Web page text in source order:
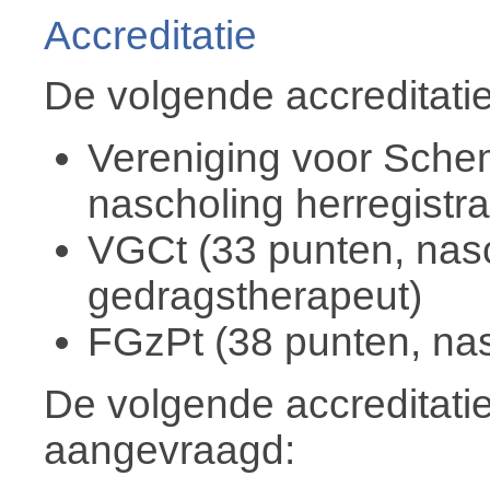
Accreditatie
De volgende
Vereniging voor
nascholing
VGCt (33 punten,
gedragstherapeut)
FGzPt (38 punten,
De volgende
aangevraagd: